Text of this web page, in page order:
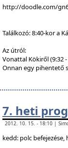
http://doodle.com/
Találkozó: 8:40-kor a
Az útról:
Vonattal Kökiről (9:32
Onnan egy pihentető
7. heti
2012. 10. 15. - 18:10 |
kedd: polc befejezése,